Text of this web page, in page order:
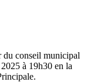
du conseil municipal
à 19h30 en la